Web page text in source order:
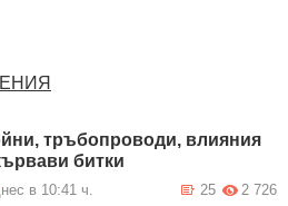
тръбопроводи, влияния
битки
в 10:41 ч. 2 726
25